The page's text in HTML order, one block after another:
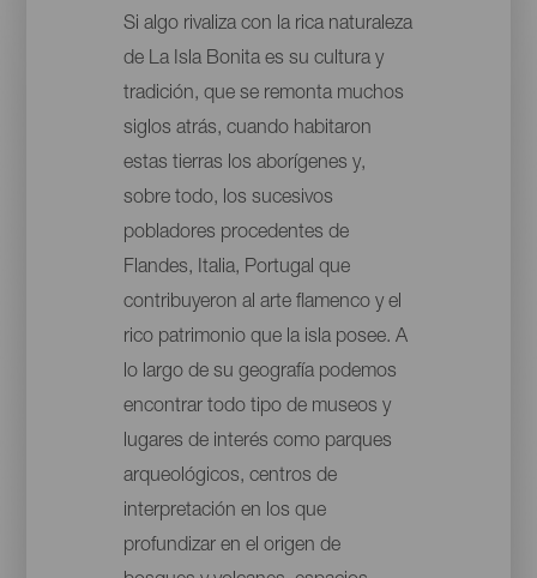
Si algo rivaliza con la rica naturaleza
de La Isla Bonita es su cultura y
tradición, que se remonta muchos
siglos atrás, cuando habitaron
estas tierras los aborígenes y,
sobre todo, los sucesivos
pobladores procedentes de
Flandes, Italia, Portugal que
contribuyeron al arte flamenco y el
rico patrimonio que la isla posee. A
lo largo de su geografía podemos
encontrar todo tipo de museos y
lugares de interés como parques
arqueológicos, centros de
interpretación en los que
profundizar en el origen de